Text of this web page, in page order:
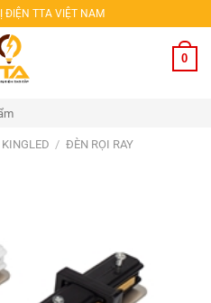
ĐIỆN TTA VIỆT NAM
0
/ ĐÈN RỌI RAY